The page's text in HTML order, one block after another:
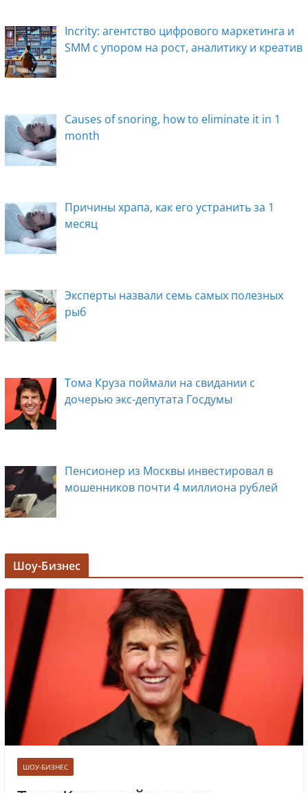
Incrity: агентство цифрового маркетинга и
SMM с упором на рост, аналитику и креатив
Causes of snoring, how to eliminate it in 1
month
Причины храпа, как его устранить за 1
месяц
Эксперты назвали семь самых полезных
рыб
Тома Круза поймали на свидании с
дочерью экс-депутата Госдумы
Пенсионер из Москвы инвестировал в
мошенников почти 4 миллиона рублей
Задержана мэр Кургана Елена Ситникова, в
её кабинете прошли обыски
Лолита ответила на требования вырезать
ее из новогодних передач
Врач назвал самые вредные продукты для
Шоу-Бизнес
ШОУ-БИЗНЕС